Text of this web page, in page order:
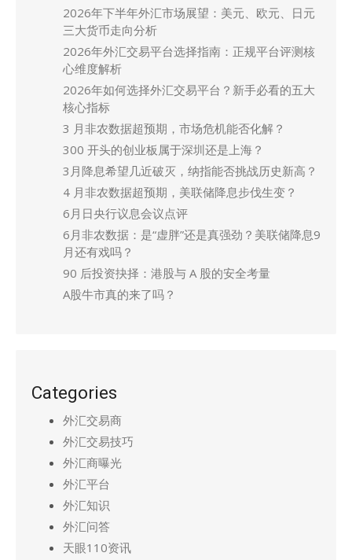
2026年下半年外汇市场展望：美元、欧元、日元
三大货币走向分析
2026年外汇交易平台选择指南：正规平台评测核
心维度解析
2026年如何选择外汇交易平台？新手必看的五大
核心指标
3 月非农数据超预期，市场危机能否化解？
300 开头的创业板属于深圳还是上海？
3月降息希望几近破灭，纳指能否挑战历史新高？
4 月非农数据超预期，美联储降息步伐生变？
6月日央行议息会议点评
6月非农数据：是“虚胖”还是真强劲？美联储降息9
月还有戏吗？
90 后投资抉择：港股与 A 股的安全考量
A股牛市真的来了吗？
Categories
外汇交易商
外汇交易技巧
外汇商曝光
外汇平台
外汇知识
外汇问答
天眼110资讯